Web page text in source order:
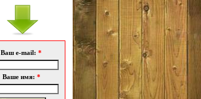
Ваш e-mail: *
Ваше имя: *